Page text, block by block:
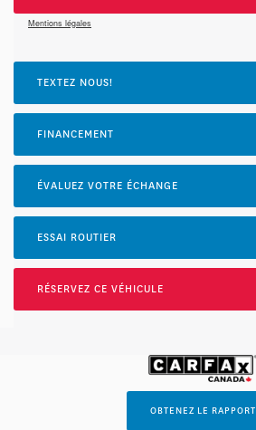
OBTENEZ LE RAPPORT
Mentions légales
TEXTEZ NOUS!
FINANCEMENT
ÉVALUEZ VOTRE ÉCHANGE
ESSAI ROUTIER
RÉSERVEZ CE VÉHICULE